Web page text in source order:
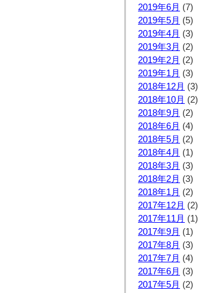
2019年6月 (7)
2019年5月 (5)
2019年4月 (3)
2019年3月 (2)
2019年2月 (2)
2019年1月 (3)
2018年12月 (3)
2018年10月 (2)
2018年9月 (2)
2018年6月 (4)
2018年5月 (2)
2018年4月 (1)
2018年3月 (3)
2018年2月 (3)
2018年1月 (2)
2017年12月 (2)
2017年11月 (1)
2017年9月 (1)
2017年8月 (3)
2017年7月 (4)
2017年6月 (3)
2017年5月 (2)